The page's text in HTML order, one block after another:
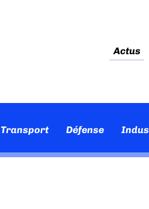
Actus
Transport Défense